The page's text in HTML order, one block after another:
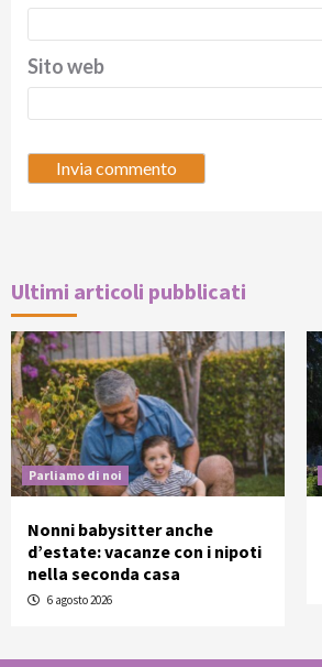
Sito web
Ultimi articoli pubblicati
Parliamo di noi
Nonni babysitter anche
d’estate: vacanze con i nipoti
nella seconda casa
6 agosto 2026